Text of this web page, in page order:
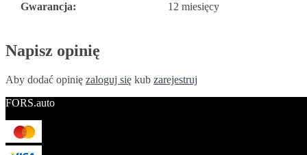
Gwarancja: 12 miesięcy
Napisz opinię
Aby dodać opinię zaloguj się kub zarejestruj
FORS.auto